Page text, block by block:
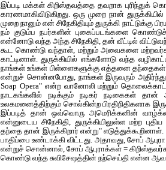
இப்படி மக்கள் கிறிஸ்தவத்தை தவறாக புரிந்துக்
காரணமாகிவிடுகிறது. ஒரு முறை நான்
முறை நானும் என் சிநேகிதியும் துருக்கி நாட்டுக்கு
நம் குடும்ப நபர்களின் புகைப்படங்களை
என்னோடு வந்த அந்த சிநேகிதி, தன் வீட்டில்
கூட கொண்டு வந்தாள், மற்றும் அவைகளை
காட்டினாள். துருக்கியில் எங்களோடு வந்த
நாங்கள் உங்கள் பிள்ளைகளுக்கு எத்தனை தந்தைகள்
என்றுச் சொன்னபோது, நாங்கள் இருவரும்
Soap Opera" என்ற வானோலி மற்றும்
நாடகங்களில் நடிக்கும் நடிகர் நடிகைகள்
உலகமனைத்திற்கும் சொல்கின்ற பிரதிநிதிகளாக
இப்படித் தான் ஒவ்வொரு அமெரிக்கனின்
என்னுடைய சிநேகிதி, துருக்கியிலுள்ள மற்ற
தந்தை தான் இருக்கிறார் என்று"
பாதிப்பை உண்டாக்கி விட்டது. அதாவது, சோப்
என்றுச் சொன்னால், சோப் ஆபுராக்கள் =
கொண்டு வந்த சுவிசேஷத்தின் நற்செய்தி என்ன